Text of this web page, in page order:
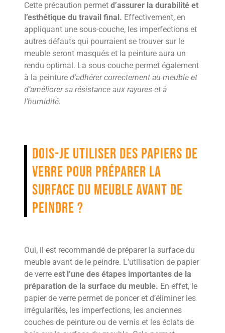
Cette précaution permet d’assurer la durabilité et
l’esthétique du travail final. Effectivement, en
appliquant une sous-couche, les imperfections et
autres défauts qui pourraient se trouver sur le
meuble seront masqués et la peinture aura un
rendu optimal. La sous-couche permet également
à la peinture d’adhérer correctement au meuble et
d’améliorer sa résistance aux rayures et à
l’humidité.
Dois-je utiliser des papiers de
verre pour préparer la
surface du meuble avant de
peindre ?
Oui, il est recommandé de préparer la surface du
meuble avant de le peindre. L’utilisation de papier
de verre est l’une des étapes importantes de la
préparation de la surface du meuble. En effet, le
papier de verre permet de poncer et d’éliminer les
irrégularités, les imperfections, les anciennes
couches de peinture ou de vernis et les éclats de